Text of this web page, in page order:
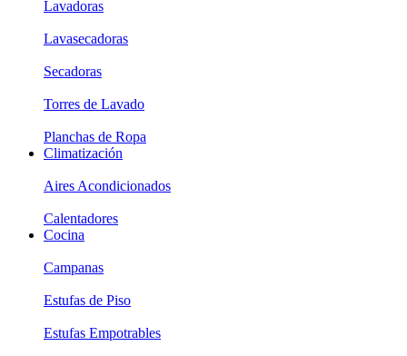
Lavadoras
Lavasecadoras
Secadoras
Torres de Lavado
Planchas de Ropa
Climatización
Aires Acondicionados
Calentadores
Cocina
Campanas
Estufas de Piso
Estufas Empotrables